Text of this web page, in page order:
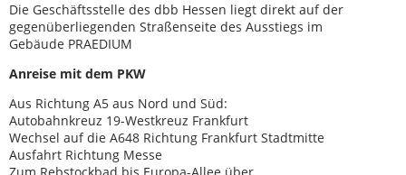
Die Geschäftsstelle des dbb Hessen liegt direkt auf der
gegenüberliegenden Straßenseite des Ausstiegs im
Gebäude PRAEDIUM
Anreise mit dem PKW
Aus Richtung A5 aus Nord und Süd:
Autobahnkreuz 19-Westkreuz Frankfurt
Wechsel auf die A648 Richtung Frankfurt Stadtmitte
Ausfahrt Richtung Messe